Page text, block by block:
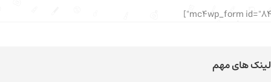
لینک های مهم